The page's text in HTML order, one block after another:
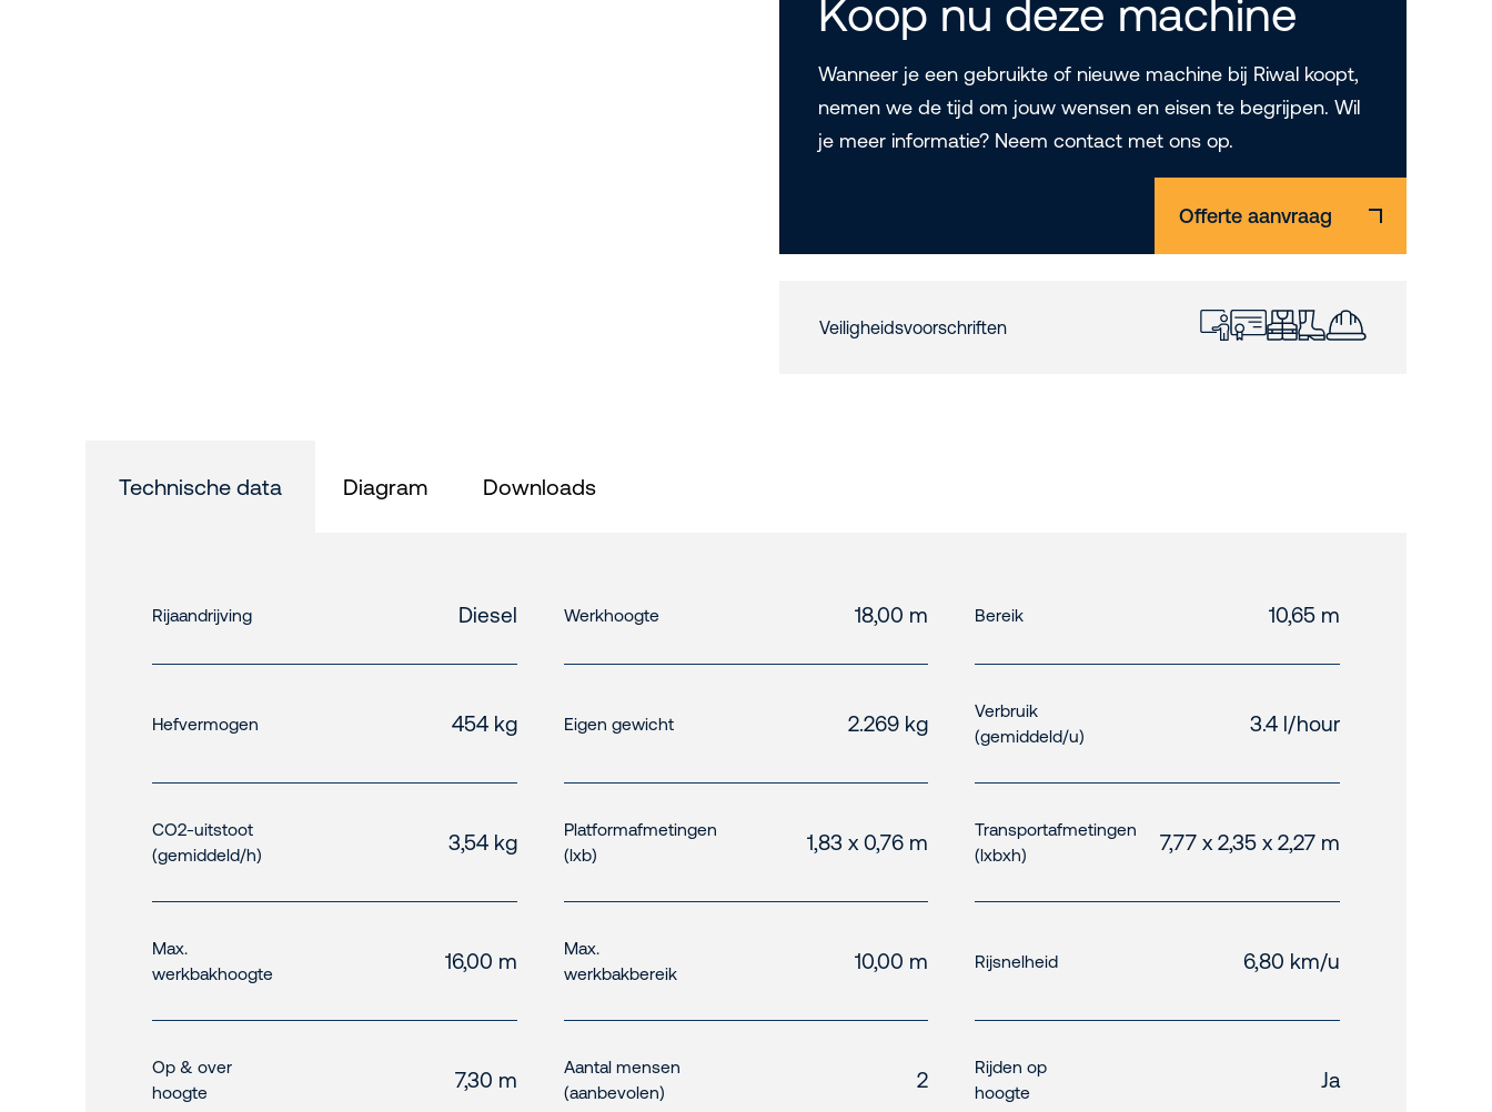
Koop nu deze machine
Wanneer je een gebruikte of nieuwe machine bij Riwal koopt,
nemen we de tijd om jouw wensen en eisen te begrijpen. Wil
je meer informatie? Neem contact met ons op.
Offerte aanvraag
Veiligheidsvoorschriften
Technische data Diagram Downloads
Rijaandrijving Diesel Werkhoogte 18,00 m Bereik 10,65 m
Hefvermogen 454 kg Eigen gewicht 2.269 kg
Verbruik
(gemiddeld/u)
3.4 l/hour
CO2-uitstoot
(gemiddeld/h)
3,54 kg
Platformafmetingen
(lxb)
1,83 x 0,76 m
Transportafmetingen
(lxbxh)
7,77 x 2,35 x 2,27 m
Max.
werkbakhoogte
16,00 m
Max.
werkbakbereik
10,00 m Rijsnelheid 6,80 km/u
Op & over
hoogte
7,30 m
Aantal mensen
(aanbevolen)
2
Rijden op
hoogte
Ja